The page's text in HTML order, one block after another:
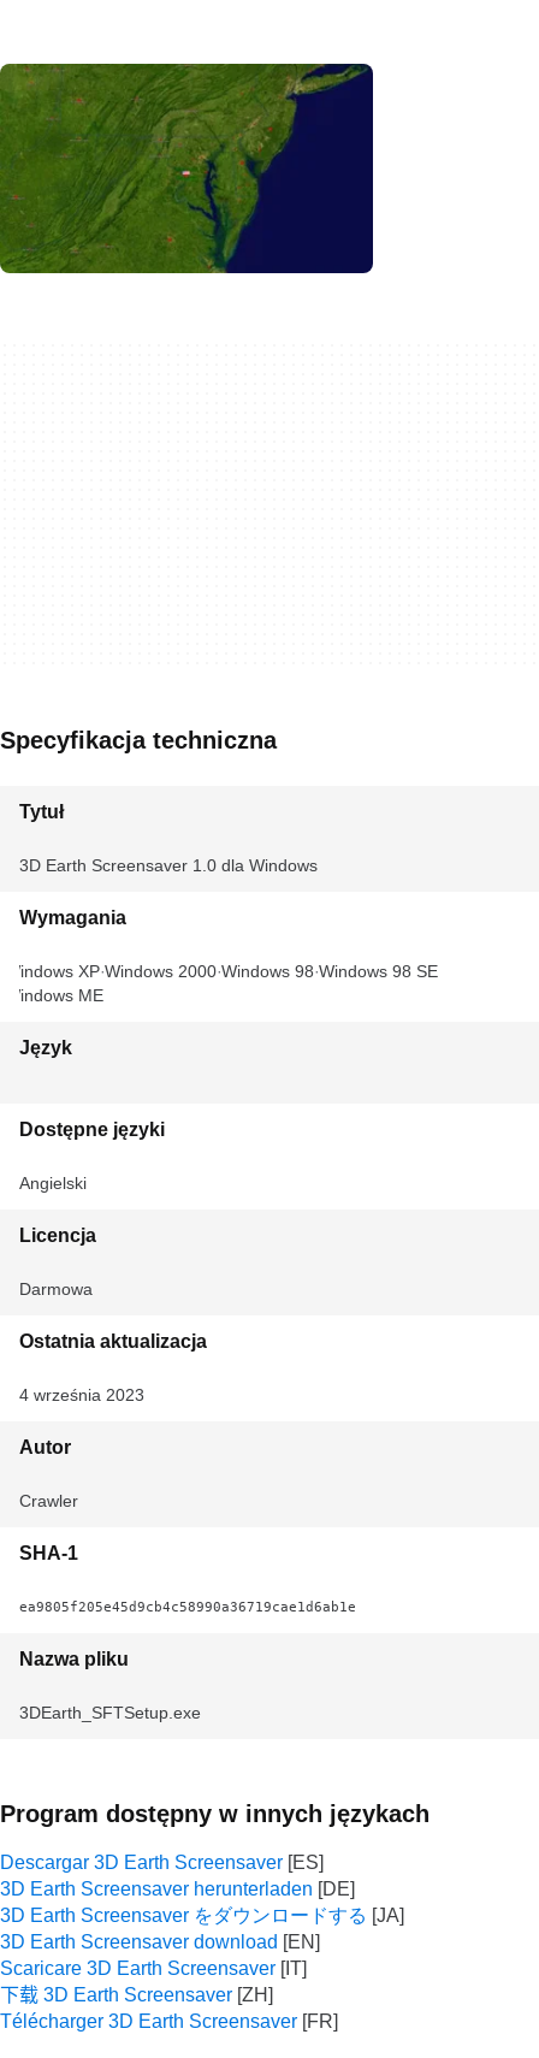
Specyfikacja techniczna
Tytuł
3D Earth Screensaver 1.0 dla Windows
Wymagania
Windows XP Windows 2000 Windows 98 Windows 98 SE
Windows ME
Język
Dostępne języki
Angielski
Licencja
Darmowa
Ostatnia aktualizacja
4 września 2023
Autor
Crawler
SHA-1
ea9805f205e45d9cb4c58990a36719cae1d6ab1e
Nazwa pliku
3DEarth_SFTSetup.exe
Program dostępny w innych językach
Descargar 3D Earth Screensaver
3D Earth Screensaver herunterladen
3D Earth Screensaver をダウンロードする
3D Earth Screensaver download
Scaricare 3D Earth Screensaver
下载 3D Earth Screensaver
Télécharger 3D Earth Screensaver